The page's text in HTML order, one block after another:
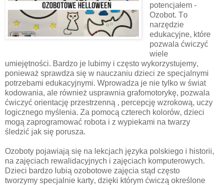
potencjałem -
Ozobot. To
narzędzie
edukacyjne, które
pozwala ćwiczyć
wiele
umiejętności. Bardzo je lubimy i często wykorzystujemy,
ponieważ sprawdza się w nauczaniu dzieci ze specjalnymi
potrzebami edukacyjnymi. Wprowadza je nie tylko w świat
kodowania, ale również usprawnia grafomotorykę, pozwala
ćwiczyć orientację przestrzenną , percepcję wzrokową, uczy
logicznego myślenia. Za pomocą czterech kolorów, dzieci
mogą zaprogramować robota i z wypiekami na twarzy
śledzić jak się porusza.
Ozoboty pojawiają się na lekcjach języka polskiego i historii,
na zajęciach rewalidacyjnych i zajęciach komputerowych.
Dzieci bardzo lubią ozobotowe zajęcia stąd często
tworzymy specjalnie karty, dzięki którym ćwiczą określone